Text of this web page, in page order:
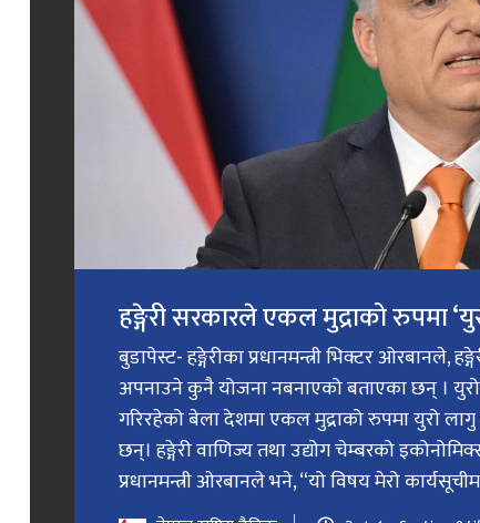
हङ्गेरी सरकारले एकल मुद्राको रुपमा
बुडापेस्ट- हङ्गेरीका प्रधानमन्त्री भिक्टर ओरबानले,
अपनाउने कुनै योजना नबनाएको बताएका छन् ।
गरिरहेको बेला देशमा एकल मुद्राको रुपमा युरो
छन्। हङ्गेरी वाणिज्य तथा उद्योग चेम्बरको
प्रधानमन्त्री ओरबानले भने, “यो विषय मेरो